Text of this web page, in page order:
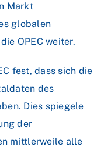
Markt
globalen
OPEC weiter.
fest, dass sich die
des
Dies spiegele
der
mittlerweile alle